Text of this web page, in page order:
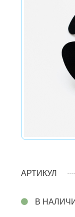
АРТИКУЛ
В